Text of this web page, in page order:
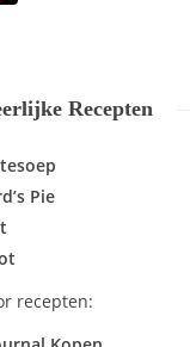
Recepten
Pie
recepten: